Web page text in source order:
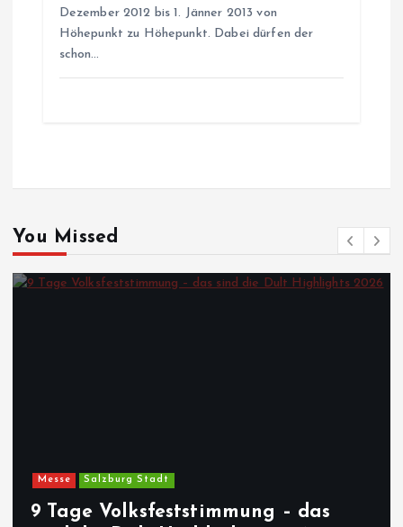
Dezember 2012 bis 1. Jänner 2013 von
Höhepunkt zu Höhepunkt. Dabei dürfen der
schon…
You Missed
Messe Salzburg Stadt
9 Tage Volksfeststimmung – das